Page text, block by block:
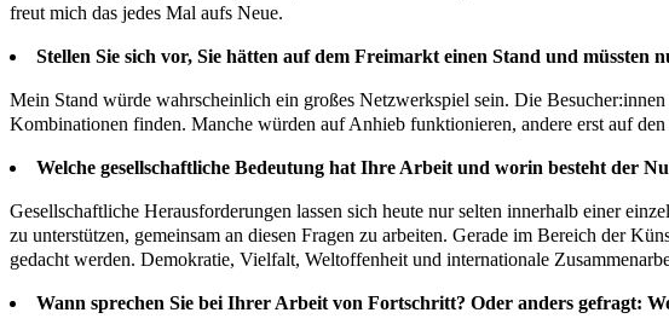
freut mich das jedes Mal aufs Neue.
Stellen Sie sich vor, Sie hätten auf dem Freimarkt einen Stand und müssten
Mein Stand würde wahrscheinlich ein großes Netzwerkspiel sein. Die
Kombinationen finden. Manche würden auf Anhieb funktionieren, andere erst auf
Welche gesellschaftliche Bedeutung hat Ihre Arbeit und worin besteht der
Gesellschaftliche Herausforderungen lassen sich heute nur selten innerhalb einer
zu unterstützen, gemeinsam an diesen Fragen zu arbeiten. Gerade im Bereich der
gedacht werden. Demokratie, Vielfalt, Weltoffenheit und internationale
Wann sprechen Sie bei Ihrer Arbeit von Fortschritt? Oder anders gefragt: